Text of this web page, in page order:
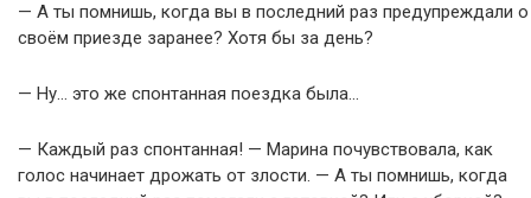
— А ты помнишь, когда вы в последний раз предупреждали о
своём приезде заранее? Хотя бы за день?
— Ну… это же спонтанная поездка была…
— Каждый раз спонтанная! — Марина почувствовала, как
голос начинает дрожать от злости. — А ты помнишь, когда